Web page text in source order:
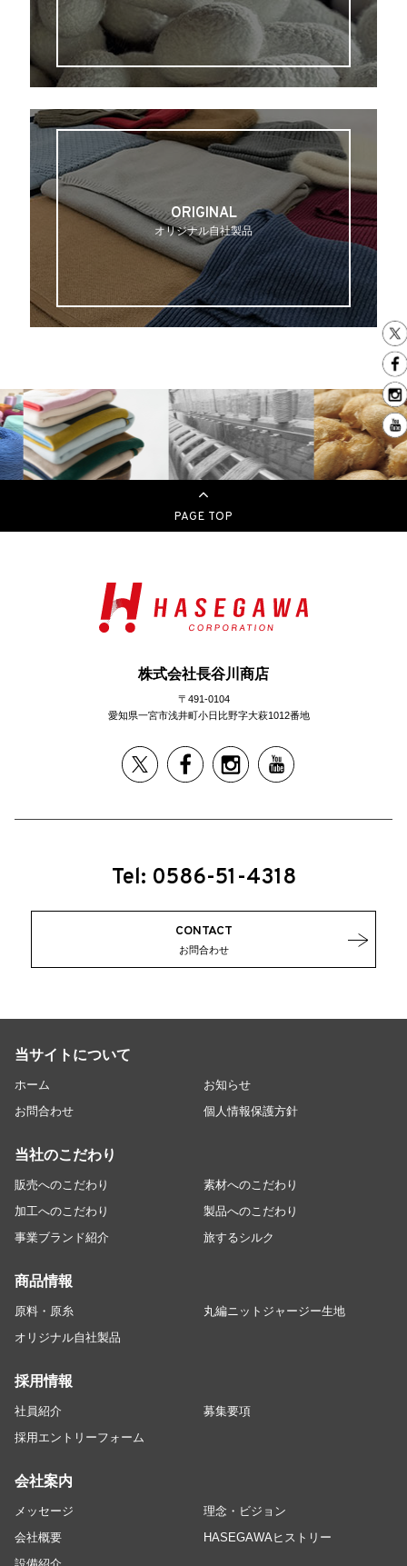
ORIGINAL
オリジナル自社製品
PAGE TOP
株式会社長谷川商店
〒491-0104
愛知県一宮市浅井町小日比野字大萩1012番地
Tel: 0586-51-4318
CONTACT
お問合わせ
当サイトについて
ホーム
お知らせ
お問合わせ
個人情報保護方針
当社のこだわり
販売へのこだわり
素材へのこだわり
加工へのこだわり
製品へのこだわり
事業ブランド紹介
旅するシルク
商品情報
原料・原糸
丸編ニットジャージー生地
オリジナル自社製品
採用情報
社員紹介
募集要項
採用エントリーフォーム
会社案内
メッセージ
理念・ビジョン
会社概要
HASEGAWAヒストリー